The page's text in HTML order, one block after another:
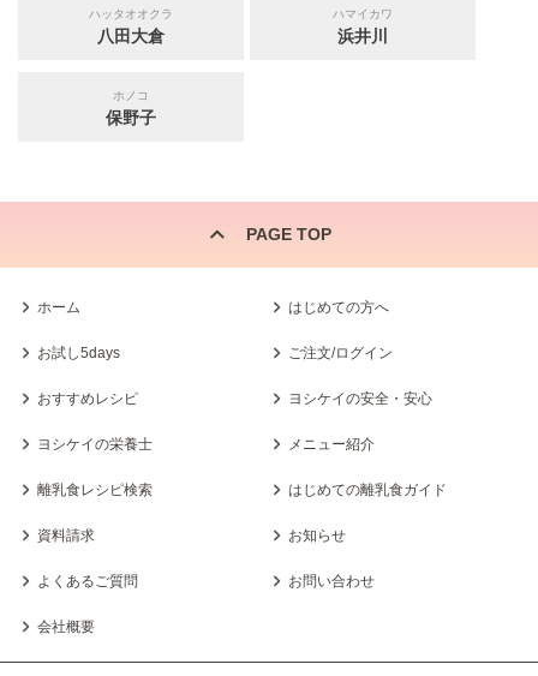
ハッタオオクラ
八田大倉
ハマイカワ
浜井川
ホノコ
保野子
PAGE TOP
ホーム はじめての方へ
お試し5days ご注文/ログイン
おすすめレシピ ヨシケイの安全・安心
ヨシケイの栄養士 メニュー紹介
離乳食レシピ検索 はじめての離乳食ガイド
資料請求 お知らせ
よくあるご質問 お問い合わせ
会社概要